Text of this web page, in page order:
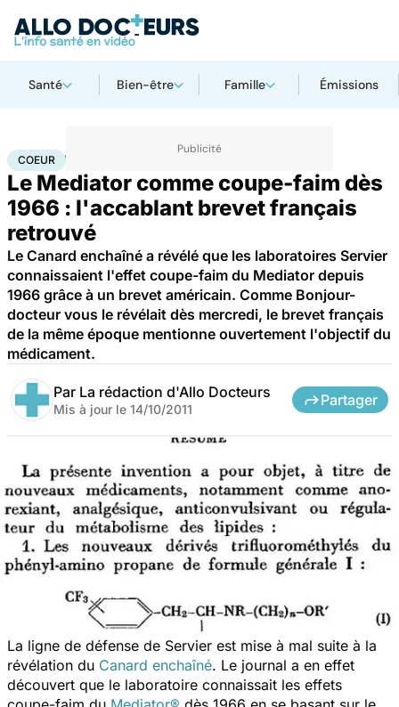
Santé Bien-être Famille Émissions
AccueilSanté Maladies cardiaques
COEUR
Le Mediator comme coupe-faim dès
1966 : l'accablant brevet français
retrouvé
Le Canard enchaîné a révélé que les laboratoires Servier
connaissaient l'effet coupe-faim du Mediator depuis
1966 grâce à un brevet américain. Comme Bonjour-
docteur vous le révélait dès mercredi, le brevet français
de la même époque mentionne ouvertement l'objectif du
médicament.
Par La rédaction d'Allo Docteurs
Mis à jour le 14/10/2011
Partager
La ligne de défense de Servier est mise à mal suite à la
révélation du Canard enchaîné. Le journal a en effet
découvert que le laboratoire connaissait les effets